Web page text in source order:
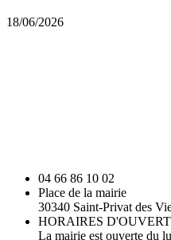
18/06/2026
04 66 86 10 02
Place de la mairie
30340 Saint-Privat des
HORAIRES
La mairie est ouverte du